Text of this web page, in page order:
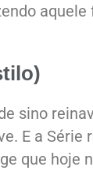
aquele
sino
E a Série
que hoje